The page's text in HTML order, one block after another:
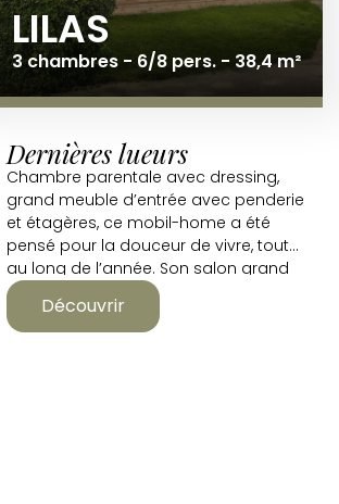
LILAS
3 chambres - 6/8 pers. - 38,4 m²
Dernières lueurs
Chambre parentale avec dressing,
grand meuble d’entrée avec penderie
et étagères, ce mobil-home a été
pensé pour la douceur de vivre, tout
au long de l’année. Son salon grand
confort vous invite lui, à prolonger la
soirée.Découvrir